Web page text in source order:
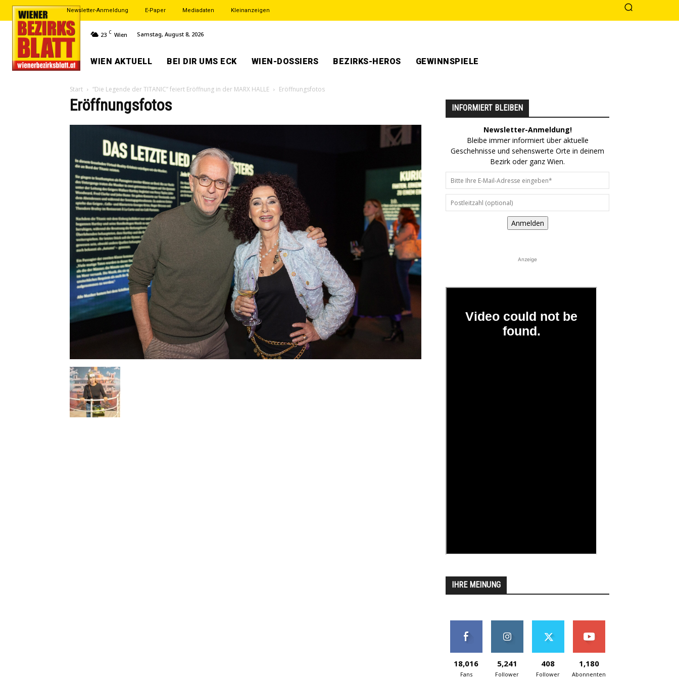
Newsletter-Anmeldung E-Paper Mediadaten Kleinanzeigen
23 C Wien Samstag, August 8, 2026
WIEN AKTUELL BEI DIR UMS ECK WIEN-DOSSIERS BEZIRKS-HEROS GEWINNSPIELE
Start “Die Legende der TITANIC” feiert Eröffnung in der MARX HALLE Eröffnungsfotos
Eröffnungsfotos INFORMIERT BLEIBEN
Newsletter-Anmeldung!
Bleibe immer informiert über aktuelle
Geschehnisse und sehenswerte Orte in deinem
Bezirk oder ganz Wien.
Anmelden
Anzeige
IHRE MEINUNG
18,016
Fans
5,241
Follower
408
Follower
1,180
Abonnenten